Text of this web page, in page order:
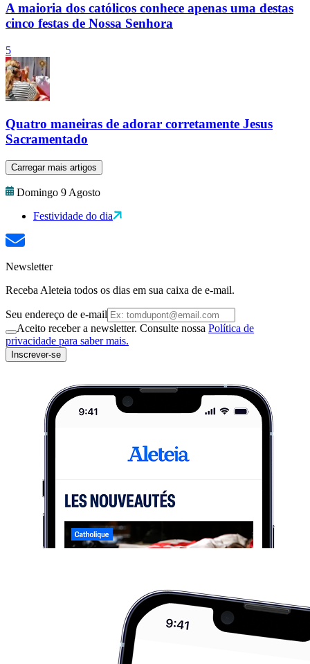
A maioria dos católicos conhece apenas uma destas
cinco festas de Nossa Senhora
5
Quatro maneiras de adorar corretamente Jesus
Sacramentado
Carregar mais artigos
Domingo 9 Agosto
Festividade do dia
Newsletter
Receba Aleteia todos os dias em sua caixa de e-mail.
Seu endereço de e-mail
Aceito receber a newsletter. Consulte nossa Política de
privacidade para saber mais.
Inscrever-se